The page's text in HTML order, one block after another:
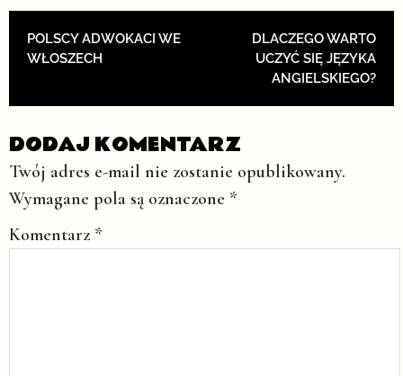
POST NAVIGATION
POLSCY ADWOKACI WE
WŁOSZECH
DLACZEGO WARTO
UCZYĆ SIĘ JĘZYKA
ANGIELSKIEGO?
DODAJ KOMENTARZ
Twój adres e-mail nie zostanie opublikowany.
Wymagane pola są oznaczone *
Komentarz *